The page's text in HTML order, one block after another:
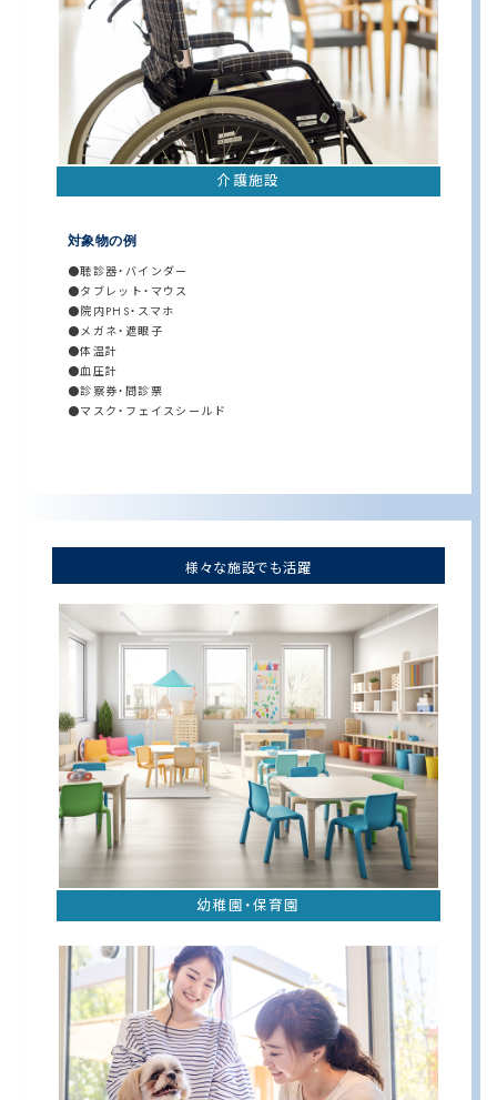
介護施設
対象物の例
聴診器・バインダー
タブレット・マウス
院内PHS・スマホ
メガネ・遮眼子
体温計
血圧計
診察券・問診票
マスク・フェイスシールド
様々な施設でも活躍
幼稚園・保育園